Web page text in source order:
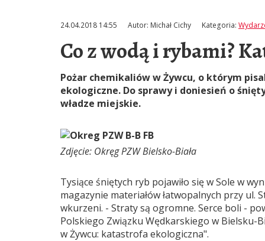
24.04.2018 14:55 Autor: Michał Cichy Kategoria:
Co z wodą i rybami?
Pożar chemikaliów w Żywcu, o którym
ekologiczne. Do sprawy i doniesień o
władze miejskie.
Zdjęcie: Okręg PZW Bielsko-Biała
Tysiące śniętych ryb pojawiło się w Sole w
magazynie materiałów łatwopalnych przy ul.
wkurzeni. - Straty są ogromne. Serce boli -
Polskiego Związku Wędkarskiego w Bielsku-
w Żywcu: katastrofa ekologiczna".